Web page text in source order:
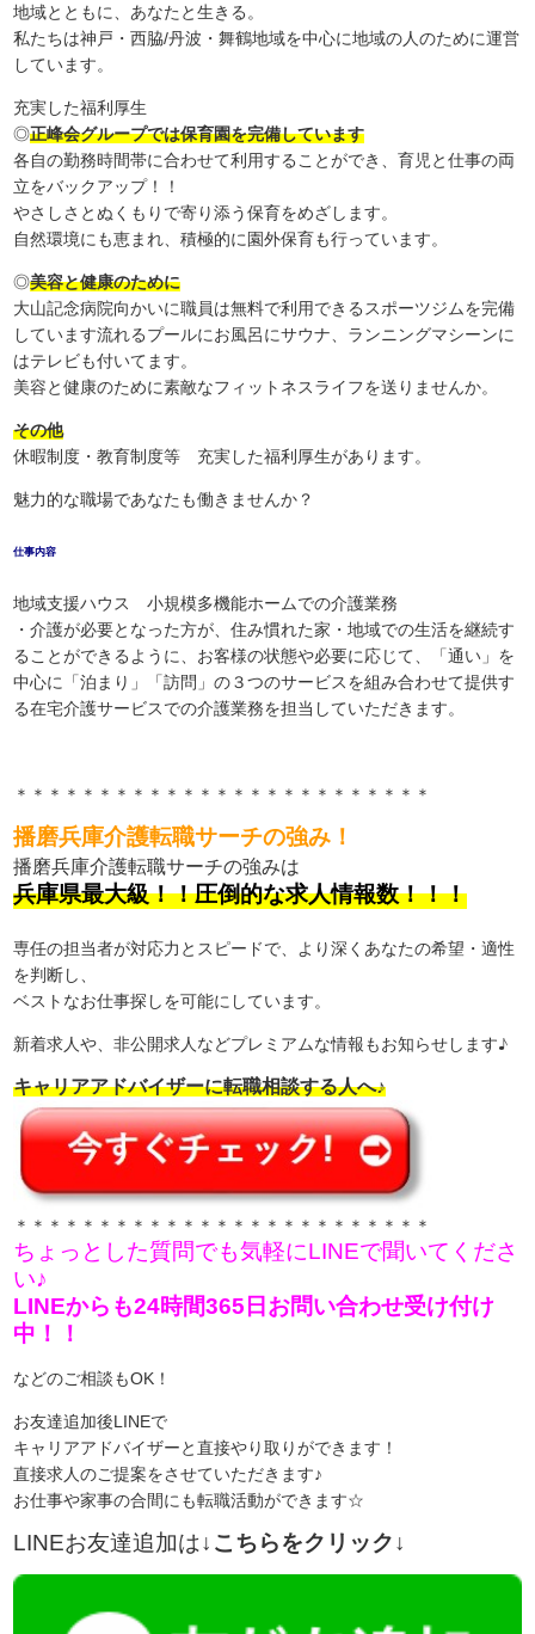
地域とともに、あなたと生きる。
私たちは神戸・西脇/丹波・舞鶴地域を中心に地域の人のために運営
しています。
充実した福利厚生
◎正峰会グループでは保育園を完備しています
各自の勤務時間帯に合わせて利用することができ、育児と仕事の両
立をバックアップ！！
やさしさとぬくもりで寄り添う保育をめざします。
自然環境にも恵まれ、積極的に園外保育も行っています。
◎美容と健康のために
大山記念病院向かいに職員は無料で利用できるスポーツジムを完備
しています流れるプールにお風呂にサウナ、ランニングマシーンに
はテレビも付いてます。
美容と健康のために素敵なフィットネスライフを送りませんか。
その他
休暇制度・教育制度等 充実した福利厚生があります。
魅力的な職場であなたも働きませんか？
仕事内容
地域支援ハウス 小規模多機能ホームでの介護業務
・介護が必要となった方が、住み慣れた家・地域での生活を継続す
ることができるように、お客様の状態や必要に応じて、「通い」を
中心に「泊まり」「訪問」の３つのサービスを組み合わせて提供す
る在宅介護サービスでの介護業務を担当していただきます。
＊＊＊＊＊＊＊＊＊＊＊＊＊＊＊＊＊＊＊＊＊＊＊＊＊
播磨兵庫介護転職サーチの強み！
播磨兵庫介護転職サーチの強みは
兵庫県最大級！！圧倒的な求人情報数！！！
専任の担当者が対応力とスピードで、より深くあなたの希望・適性
を判断し、
ベストなお仕事探しを可能にしています。
新着求人や、非公開求人などプレミアムな情報もお知らせします♪
キャリアアドバイザーに転職相談する人へ♪
＊＊＊＊＊＊＊＊＊＊＊＊＊＊＊＊＊＊＊＊＊＊＊＊＊
ちょっとした質問でも気軽にLINEで聞いてくださ
い♪
LINEからも24時間365日お問い合わせ受け付け
中！！
などのご相談もOK！
お友達追加後LINEで
キャリアアドバイザーと直接やり取りができます！
直接求人のご提案をさせていただきます♪
お仕事や家事の合間にも転職活動ができます☆
LINEお友達追加は↓こちらをクリック↓